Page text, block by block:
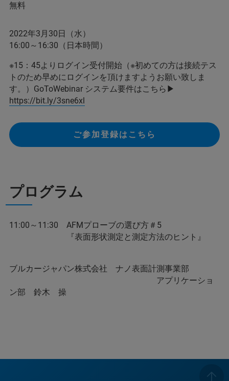
無料
2022年3月30日（水）
16:00～16:30（日本時間）
※15：45よりログイン受付開始（※初めての方は接続テス
トのため早めにログインを頂けますようお願い致しま
す。）GoToWebinar システム要件はこちら▶
https://bit.ly/3sne6xl
ご参加登録はこちら
プログラム
11:00～11:30 AFMプローブの選び方＃5
『表面形状測定と測定方法のヒント』
ブルカージャパン株式会社 ナノ表面計測事業部
アプリケーショ
ン部 鈴木 操